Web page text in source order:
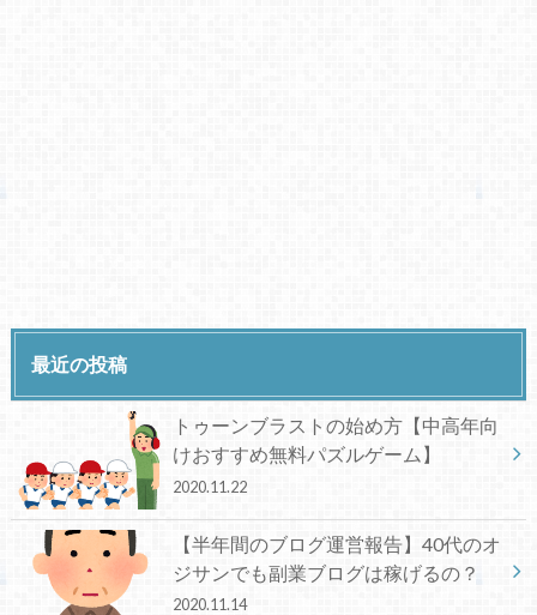
最近の投稿
トゥーンブラストの始め方【中高年向
けおすすめ無料パズルゲーム】
2020.11.22
【半年間のブログ運営報告】40代のオ
ジサンでも副業ブログは稼げるの？
2020.11.14